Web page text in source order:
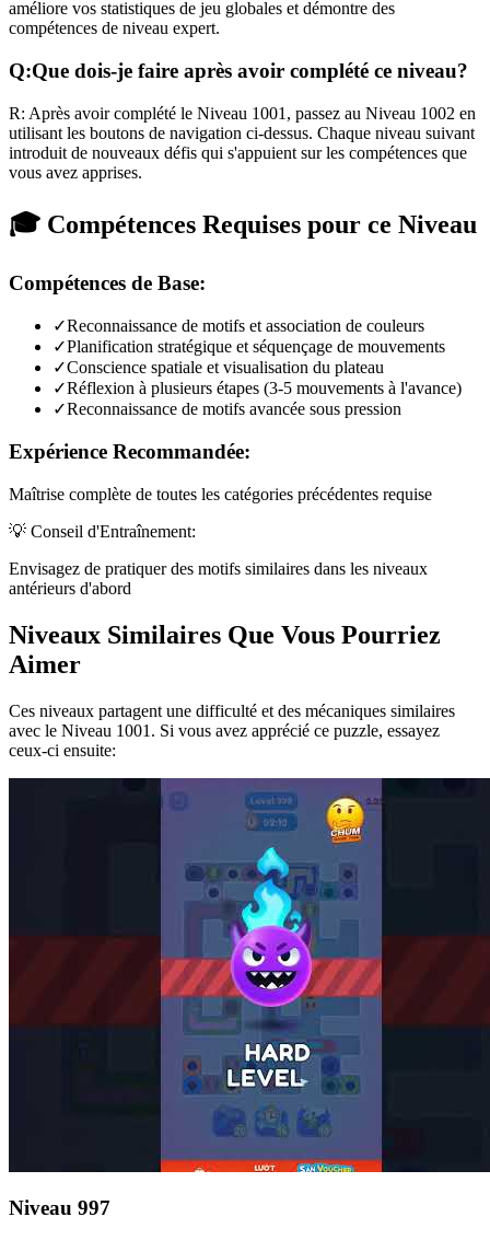
améliore vos statistiques de jeu globales et démontre des
compétences de niveau expert.
Q:Que dois-je faire après avoir complété ce niveau?
R: Après avoir complété le Niveau 1001 , passez au Niveau 1002 en
utilisant les boutons de navigation ci-dessus. Chaque niveau suivant
introduit de nouveaux défis qui s'appuient sur les compétences que
vous avez apprises.
🎓 Compétences Requises pour ce Niveau
Compétences de Base:
✓Reconnaissance de motifs et association de couleurs
✓Planification stratégique et séquençage de mouvements
✓Conscience spatiale et visualisation du plateau
✓Réflexion à plusieurs étapes (3-5 mouvements à l'avance)
✓Reconnaissance de motifs avancée sous pression
Expérience Recommandée:
Maîtrise complète de toutes les catégories précédentes requise
💡 Conseil d'Entraînement:
Envisagez de pratiquer des motifs similaires dans les niveaux
antérieurs d'abord
Niveaux Similaires Que Vous Pourriez
Aimer
Ces niveaux partagent une difficulté et des mécaniques similaires
avec le Niveau 1001 . Si vous avez apprécié ce puzzle, essayez
ceux-ci ensuite:
Niveau 997